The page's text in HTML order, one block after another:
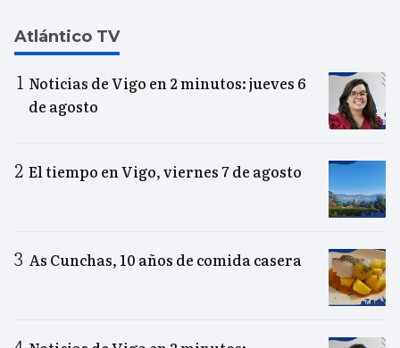
Atlántico TV
Noticias de Vigo en 2 minutos: jueves 6
de agosto
El tiempo en Vigo, viernes 7 de agosto
As Cunchas, 10 años de comida casera